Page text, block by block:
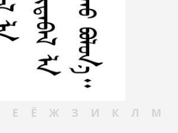
Е Ё Ж З И К Л
М